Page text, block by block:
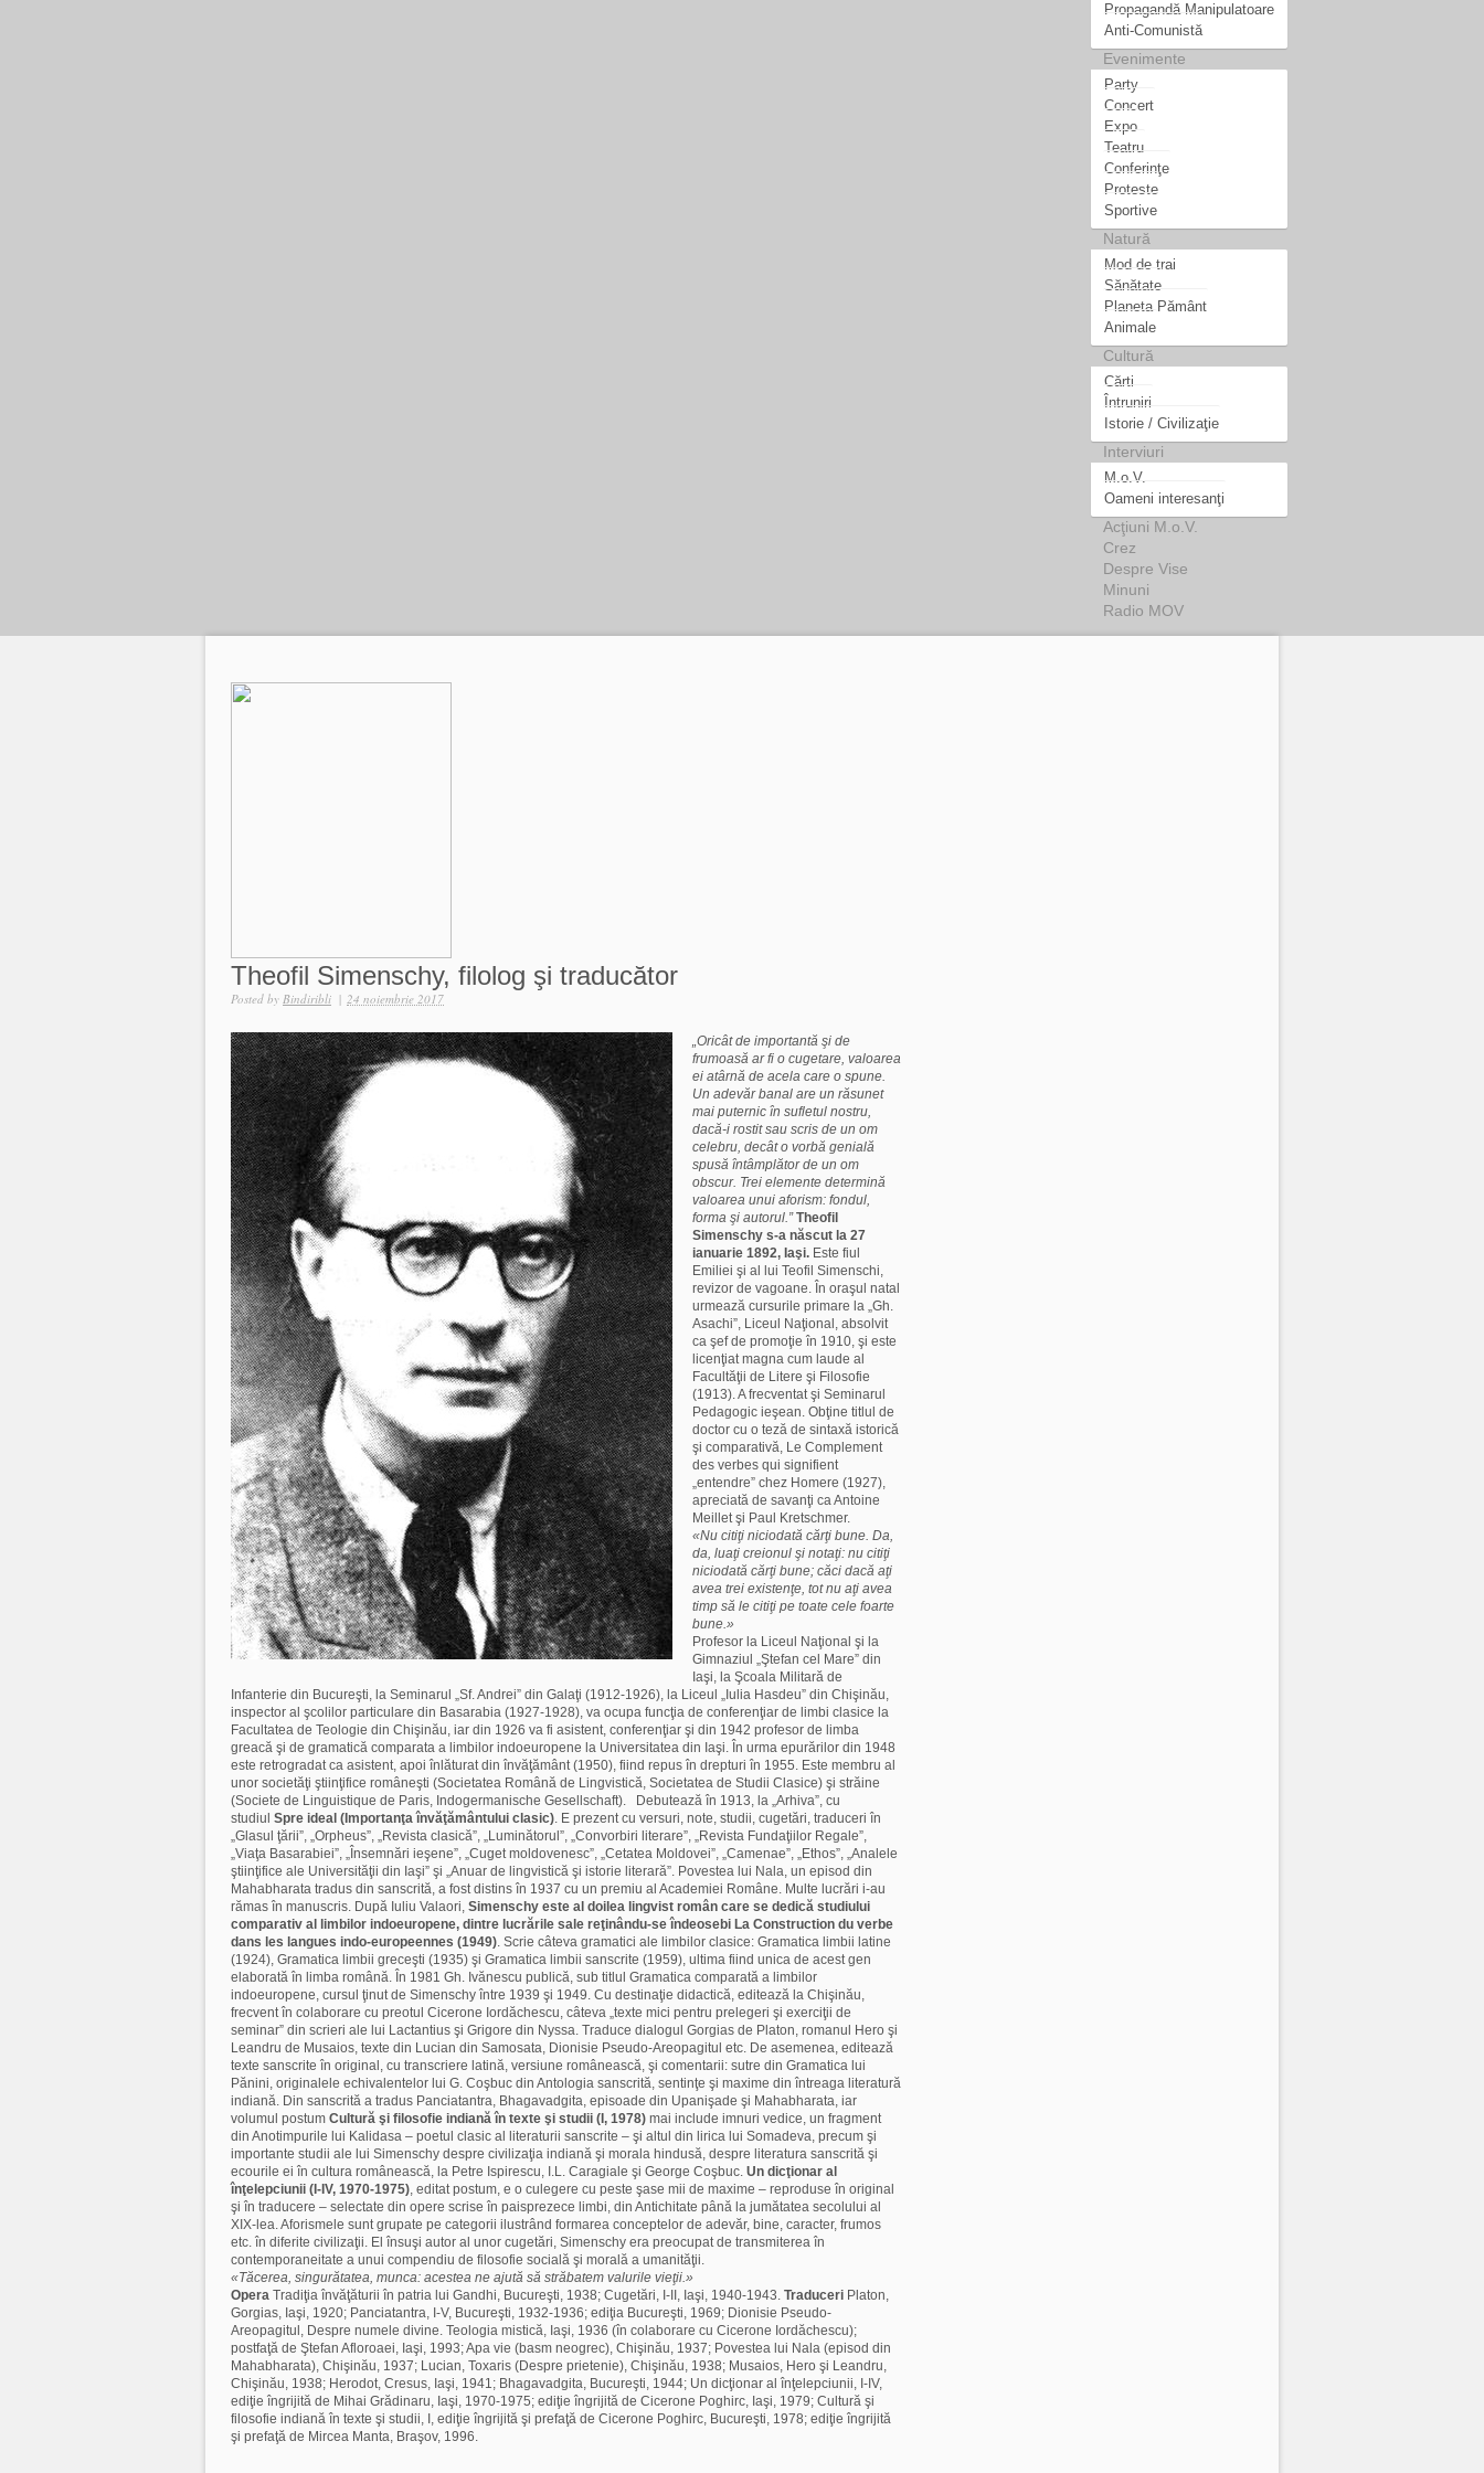
Propagandă Manipulatoare
Anti-Comunistă
Evenimente
Party
Concert
Expo
Teatru
Conferinţe
Proteste
Sportive
Natură
Mod de trai
Sănătate
Planeta Pământ
Animale
Cultură
Cărti
Întruniri
Istorie / Civilizaţie
Interviuri
M.o.V.
Oameni interesanţi
Acţiuni M.o.V.
Crez
Despre Vise
Minuni
Radio MOV
Theofil Simenschy, filolog şi traducător
Posted by Bindiribli | 24 noiembrie 2017
„Oricât de importantă şi de
frumoasă ar fi o cugetare, valoarea
ei atârnă de acela care o spune.
Un adevăr banal are un răsunet
mai puternic în sufletul nostru,
dacă-i rostit sau scris de un om
celebru, decât o vorbă genială
spusă întâmplător de un om
obscur. Trei elemente determină
valoarea unui aforism: fondul,
forma şi autorul.” Theofil
Simenschy s-a născut la 27
ianuarie 1892, Iaşi. Este fiul
Emiliei şi al lui Teofil Simenschi,
revizor de vagoane. În oraşul natal
urmează cursurile primare la „Gh.
Asachi”, Liceul Naţional, absolvit
ca şef de promoţie în 1910, şi este
licenţiat magna cum laude al
Facultăţii de Litere şi Filosofie
(1913). A frecventat şi Seminarul
Pedagogic ieşean. Obţine titlul de
doctor cu o teză de sintaxă istorică
şi comparativă, Le Complement
des verbes qui signifient
„entendre” chez Homere (1927),
apreciată de savanţi ca Antoine
Meillet şi Paul Kretschmer.
«Nu citiţi niciodată cărţi bune. Da,
da, luaţi creionul şi notaţi: nu citiţi
niciodată cărţi bune; căci dacă aţi
avea trei existenţe, tot nu aţi avea
timp să le citiţi pe toate cele foarte
bune.»
Profesor la Liceul Naţional şi la
Gimnaziul „Ştefan cel Mare” din
Iaşi, la Şcoala Militară de
Infanterie din Bucureşti, la Seminarul „Sf. Andrei” din Galaţi (1912-1926), la Liceul „Iulia Hasdeu” din Chişinău,
inspector al şcolilor particulare din Basarabia (1927-1928), va ocupa funcţia de conferenţiar de limbi clasice la
Facultatea de Teologie din Chişinău, iar din 1926 va fi asistent, conferenţiar şi din 1942 profesor de limba
greacă şi de gramatică comparata a limbilor indoeuropene la Universitatea din Iaşi. În urma epurărilor din 1948
este retrogradat ca asistent, apoi înlăturat din învăţământ (1950), fiind repus în drepturi în 1955. Este membru al
unor societăţi ştiinţifice româneşti (Societatea Română de Lingvistică, Societatea de Studii Clasice) şi străine
(Societe de Linguistique de Paris, Indogermanische Gesellschaft). Debutează în 1913, la „Arhiva”, cu
studiul Spre ideal (Importanţa învăţământului clasic). E prezent cu versuri, note, studii, cugetări, traduceri în
„Glasul ţării”, „Orpheus”, „Revista clasică”, „Luminătorul”, „Convorbiri literare”, „Revista Fundaţiilor Regale”,
„Viaţa Basarabiei”, „Însemnări ieşene”, „Cuget moldovenesc”, „Cetatea Moldovei”, „Camenae”, „Ethos”, „Analele
ştiinţifice ale Universităţii din Iaşi” şi „Anuar de lingvistică şi istorie literară”. Povestea lui Nala, un episod din
Mahabharata tradus din sanscrită, a fost distins în 1937 cu un premiu al Academiei Române. Multe lucrări i-au
rămas în manuscris. După Iuliu Valaori, Simenschy este al doilea lingvist român care se dedică studiului
comparativ al limbilor indoeuropene, dintre lucrările sale reţinându-se îndeosebi La Construction du verbe
dans les langues indo-europeennes (1949). Scrie câteva gramatici ale limbilor clasice: Gramatica limbii latine
(1924), Gramatica limbii greceşti (1935) şi Gramatica limbii sanscrite (1959), ultima fiind unica de acest gen
elaborată în limba română. În 1981 Gh. Ivănescu publică, sub titlul Gramatica comparată a limbilor
indoeuropene, cursul ţinut de Simenschy între 1939 şi 1949. Cu destinaţie didactică, editează la Chişinău,
frecvent în colaborare cu preotul Cicerone Iordăchescu, câteva „texte mici pentru prelegeri şi exerciţii de
seminar” din scrieri ale lui Lactantius şi Grigore din Nyssa. Traduce dialogul Gorgias de Platon, romanul Hero şi
Leandru de Musaios, texte din Lucian din Samosata, Dionisie Pseudo-Areopagitul etc. De asemenea, editează
texte sanscrite în original, cu transcriere latină, versiune românească, şi comentarii: sutre din Gramatica lui
Pănini, originalele echivalentelor lui G. Coşbuc din Antologia sanscrită, sentinţe şi maxime din întreaga literatură
indiană. Din sanscrită a tradus Panciatantra, Bhagavadgita, episoade din Upanişade şi Mahabharata, iar
volumul postum Cultură şi filosofie indiană în texte şi studii (I, 1978) mai include imnuri vedice, un fragment
din Anotimpurile lui Kalidasa – poetul clasic al literaturii sanscrite – şi altul din lirica lui Somadeva, precum şi
importante studii ale lui Simenschy despre civilizaţia indiană şi morala hindusă, despre literatura sanscrită şi
ecourile ei în cultura românească, la Petre Ispirescu, I.L. Caragiale şi George Coşbuc. Un dicţionar al
înţelepciunii (I-IV, 1970-1975), editat postum, e o culegere cu peste şase mii de maxime – reproduse în original
şi în traducere – selectate din opere scrise în paisprezece limbi, din Antichitate până la jumătatea secolului al
XIX-lea. Aforismele sunt grupate pe categorii ilustrând formarea conceptelor de adevăr, bine, caracter, frumos
etc. în diferite civilizaţii. El însuşi autor al unor cugetări, Simenschy era preocupat de transmiterea în
contemporaneitate a unui compendiu de filosofie socială şi morală a umanităţii.
«Tăcerea, singurătatea, munca: acestea ne ajută să străbatem valurile vieţii.»
Opera Tradiţia învăţăturii în patria lui Gandhi, Bucureşti, 1938; Cugetări, I-II, Iaşi, 1940-1943. Traduceri Platon,
Gorgias, Iaşi, 1920; Panciatantra, I-V, Bucureşti, 1932-1936; ediţia Bucureşti, 1969; Dionisie Pseudo-
Areopagitul, Despre numele divine. Teologia mistică, Iaşi, 1936 (în colaborare cu Cicerone Iordăchescu);
postfaţă de Ştefan Afloroaei, Iaşi, 1993; Apa vie (basm neogrec), Chişinău, 1937; Povestea lui Nala (episod din
Mahabharata), Chişinău, 1937; Lucian, Toxaris (Despre prietenie), Chişinău, 1938; Musaios, Hero şi Leandru,
Chişinău, 1938; Herodot, Cresus, Iaşi, 1941; Bhagavadgita, Bucureşti, 1944; Un dicţionar al înţelepciunii, I-IV,
ediţie îngrijită de Mihai Grădinaru, Iaşi, 1970-1975; ediţie îngrijită de Cicerone Poghirc, Iaşi, 1979; Cultură şi
filosofie indiană în texte şi studii, I, ediţie îngrijită şi prefaţă de Cicerone Poghirc, Bucureşti, 1978; ediţie îngrijită
şi prefaţă de Mircea Manta, Braşov, 1996.